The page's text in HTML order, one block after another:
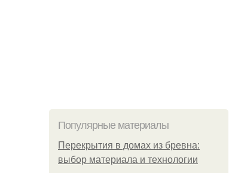
Популярные материалы
Перекрытия в домах из бревна:
выбор материала и технологии